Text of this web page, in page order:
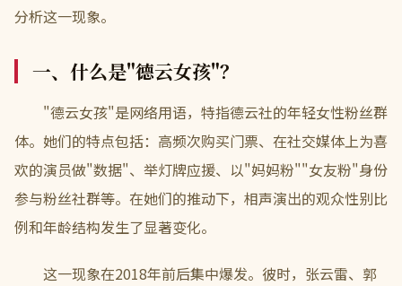
分析这一现象。
一、什么是"德云女孩"？
"德云女孩"是网络用语，特指德云社的年轻女性粉丝群
体。她们的特点包括：高频次购买门票、在社交媒体上为喜
欢的演员做"数据"、举灯牌应援、以"妈妈粉""女友粉"身份
参与粉丝社群等。在她们的推动下，相声演出的观众性别比
例和年龄结构发生了显著变化。
这一现象在2018年前后集中爆发。彼时，张云雷、郭